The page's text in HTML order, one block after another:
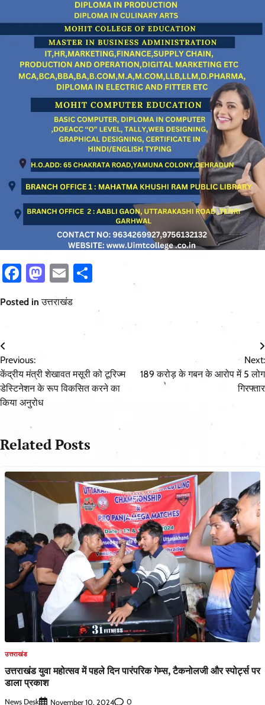
Facebook
Mastodon
Email
Posted inउत्तराखंड
Post
navigation
Previous:
केंद्रीय मंत्री शेखावत मसूरी को टूरिज्म
डेस्टिनेशन के रूप विकसित करने का
किया अनुरोध
Next:
189 करोड़ के गबन के आरोप में 5 लोग
गिरफ्तार
Related Posts
उत्तराखंड
उत्तराखंड युवा महोत्सव में पहले दिन पारंपरिक गेम्स, टैकनोलजी और स्पोर्ट्स पर
डाला प्रकाश
News Desk November 10, 2024 0